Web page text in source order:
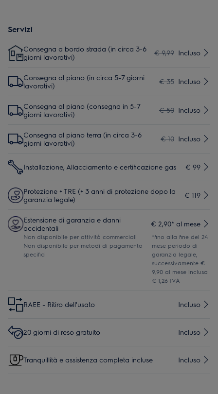
Servizi
Consegna a bordo strada (in circa 3-6
giorni lavorativi)
€ 9,99 Incluso
Consegna al piano (in circa 5-7 giorni
lavorativi)
€ 35 Incluso
Consegna al piano (consegna in 5-7
giorni lavorativi)
€ 50 Incluso
Consegna al piano terra (in circa 3-6
giorni lavorativi)
€ 10 Incluso
Installazione, Allacciamento e certificazione gas € 99
Protezione + TRE (+ 3 anni di protezione dopo la
garanzia legale)
€ 119
Estensione di garanzia e danni
accidentali
€ 2,90* al mese
Non disponibile per attività commerciali
Non disponibile per metodi di pagamento
specifici
*fino alla fine del 24
mese periodo di
garanzia legale,
successivamente €
9,90 al mese inclusa
€ 1,26 IVA
RAEE - Ritiro dell'usato Incluso
20 giorni di reso gratuito Incluso
Tranquillità e assistenza completa incluse Incluso